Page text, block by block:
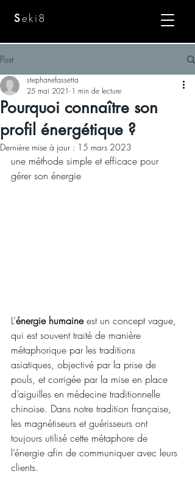
Seki8
Post
Pourquoi connaître son
profil énergétique ?
stephanefassetta
25 mai 2021 1 min de lecture
Dernière mise à jour : 15 mars 2023
une méthode simple et efficace pour
gérer son énergie
L’énergie humaine est un concept vague,
qui est souvent traité de manière
métaphorique par les traditions
asiatiques, objectivé par la prise de
pouls, et corrigée par la mise en place
d’aiguilles en médecine traditionnelle
chinoise. Dans notre tradition française,
les magnétiseurs et guérisseurs ont
toujours utilisé cette métaphore de
l’énergie afin de communiquer avec leurs
clients.